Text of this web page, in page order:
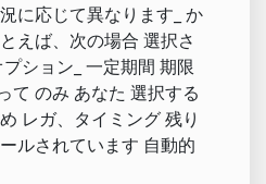
に応じて異なります_ か
えば、次の場合 選択さ
ション_ 一定期間 期限
て のみ あなた 選択する
レガ、タイミング 残り
ルされています 自動的